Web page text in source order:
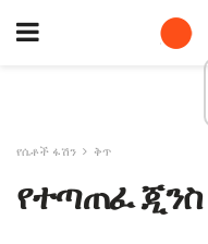
የሴቶች ፋሽን ቅጥ
የተጣጠፈ